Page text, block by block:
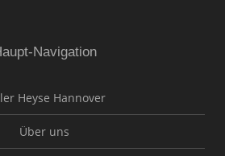
Navigation
Heyse Hannover
Über uns